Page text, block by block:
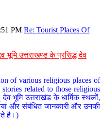
PM Re: Tourist Places Of
भूमि उत्तराखण्ड के प्रसिद्ध देव
of various religious places of
related to those religious
भूमि उत्तराखंड के धार्मिक स्थलों,
और संबंधित जानकारी और उनकी
है।)